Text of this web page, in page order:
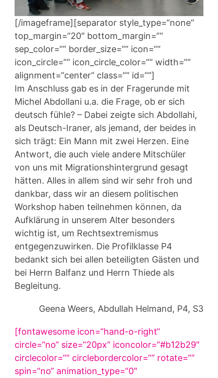
[/imageframe][separator style_type=“none“
top_margin=“20″ bottom_margin=““
sep_color=““ border_size=““ icon=““
icon_circle=““ icon_circle_color=““ width=““
alignment=“center“ class=““ id=““]
Im Anschluss gab es in der Fragerunde mit
Michel Abdollani u.a. die Frage, ob er sich
deutsch fühle? – Dabei zeigte sich Abdollahi,
als Deutsch-Iraner, als jemand, der beides in
sich trägt: Ein Mann mit zwei Herzen. Eine
Antwort, die auch viele andere Mitschüler
von uns mit Migrationshintergrund gesagt
hätten. Alles in allem sind wir sehr froh und
dankbar, dass wir an diesem politischen
Workshop haben teilnehmen können, da
Aufklärung in unserem Alter besonders
wichtig ist, um Rechtsextremismus
entgegenzuwirken. Die Profilklasse P4
bedankt sich bei allen beteiligten Gästen und
bei Herrn Balfanz und Herrn Thiede als
Begleitung.
Geena Weers, Abdullah Helmand, P4, S3
[fontawesome icon=“hand-o-right“
circle=“no“ size=“20px“ iconcolor=“#b12b29″
circlecolor=““ circlebordercolor=““ rotate=““
spin=“no“ animation_type=“0″